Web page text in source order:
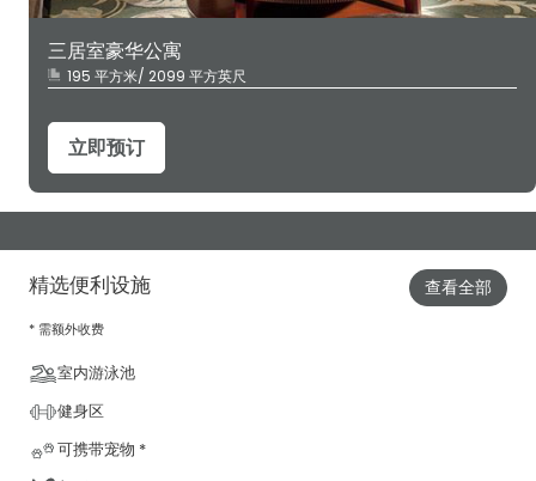
三居室豪华公寓
195 平方米/ 2099 平方英尺
立即预订
精选便利设施
* 需额外收费
查看全部
室内游泳池
健身区
可携带宠物 *